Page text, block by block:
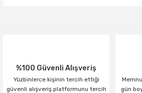
%100 Güvenli Alışveriş
Yüzbinlerce kişinin tercih ettiği
güvenli alışveriş platformunu tercih
gün